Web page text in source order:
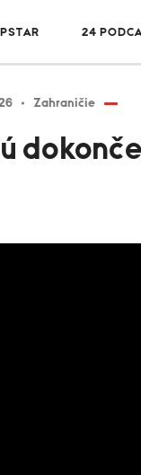
24
Zahraničie